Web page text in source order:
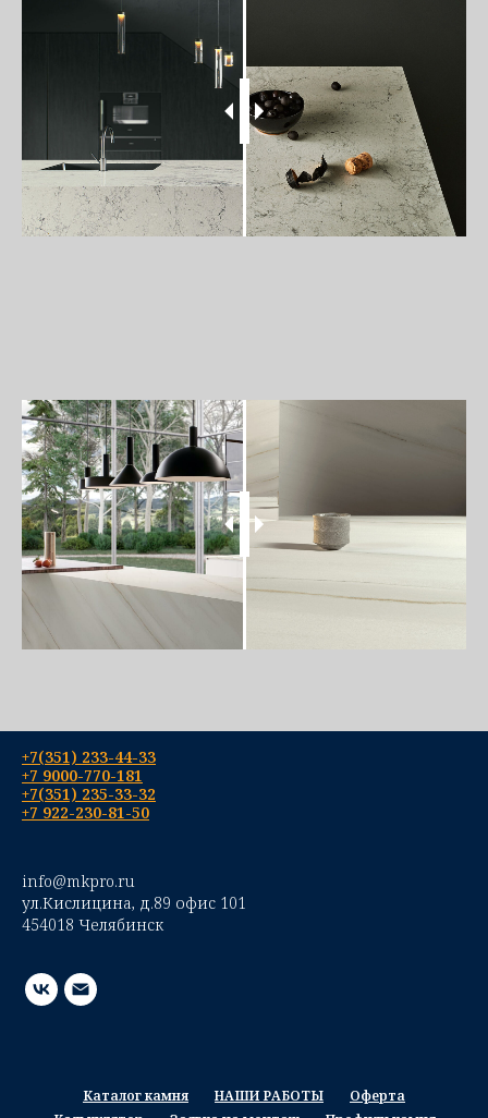
+7(351) 233-44-33
+7 9000-770-181
+7(351) 235-33-32
+7 922-230-81-50
info@mkpro.ru
ул.Кислицина, д.89 офис 101
454018 Челябинск
Каталог камня НАШИ РАБОТЫ
Оферта